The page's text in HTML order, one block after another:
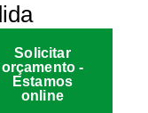
Solicitar
orçamento -
Estamos
online